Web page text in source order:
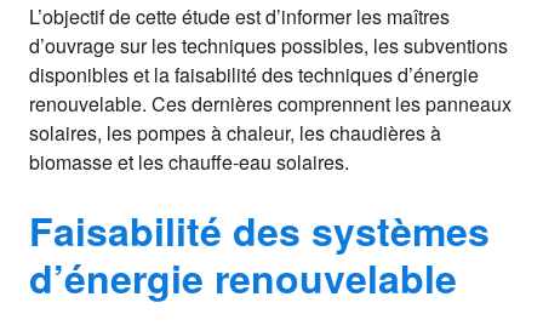
L’objectif de cette étude est d’informer les maîtres
d’ouvrage sur les techniques possibles, les subventions
disponibles et la faisabilité des techniques d’énergie
renouvelable. Ces dernières comprennent les panneaux
solaires, les pompes à chaleur, les chaudières à
biomasse et les chauffe-eau solaires.
Faisabilité des systèmes
d’énergie renouvelable